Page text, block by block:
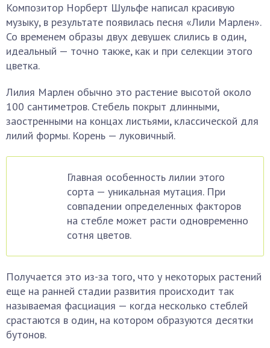
Композитор Норберт Шульфе написал красивую
музыку, в результате появилась песня «Лили Марлен».
Со временем образы двух девушек слились в один,
идеальный — точно также, как и при селекции этого
цветка.
Лилия Марлен обычно это растение высотой около
100 сантиметров. Стебель покрыт длинными,
заостренными на концах листьями, классической для
лилий формы. Корень — луковичный.
Главная особенность лилии этого
сорта — уникальная мутация. При
совпадении определенных факторов
на стебле может расти одновременно
сотня цветов.
Получается это из-за того, что у некоторых растений
еще на ранней стадии развития происходит так
называемая фасциация — когда несколько стеблей
срастаются в один, на котором образуются десятки
бутонов.